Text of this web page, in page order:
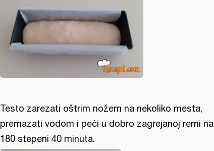
Testo zarezati oštrim nožem na nekoliko mesta,
premazati vodom i peći u dobro zagrejanoj rerni na
180 stepeni 40 minuta.